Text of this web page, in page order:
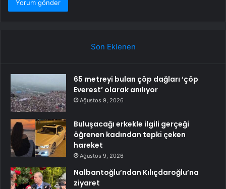
Son Eklenen
65 metreyi bulan çöp dağları ‘çöp
Everest’ olarak anılıyor
Ağustos 9, 2026
Buluşacağı erkekle ilgili gerçeği
öğrenen kadından tepki çeken
hareket
Ağustos 9, 2026
Nalbantoğlu’ndan Kılıçdaroğlu’na
ziyaret